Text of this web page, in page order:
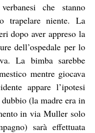
che stanno
trapelare niente. La
dopo aver appreso la
dell’ospedale per lo
La bimba sarebbe
mentre giocava
appare l’ipotesi
(la madre era in
in via Muller solo
sarà effettuata